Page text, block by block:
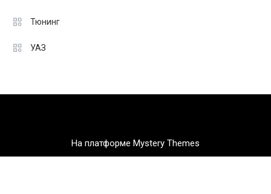
Тюнинг
УАЗ
На платформе Mystery Themes